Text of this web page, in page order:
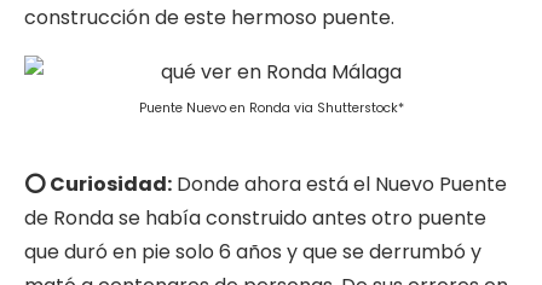
construcción de este hermoso puente.
Puente Nuevo en Ronda via Shutterstock*
⭕️ Curiosidad: Donde ahora está el Nuevo Puente
de Ronda se había construido antes otro puente
que duró en pie solo 6 años y que se derrumbó y